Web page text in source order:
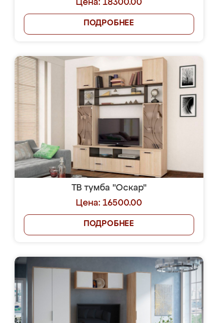
Цена: 18300.00
ПОДРОБНЕЕ
ТВ тумба "Оскар"
Цена: 16500.00
ПОДРОБНЕЕ